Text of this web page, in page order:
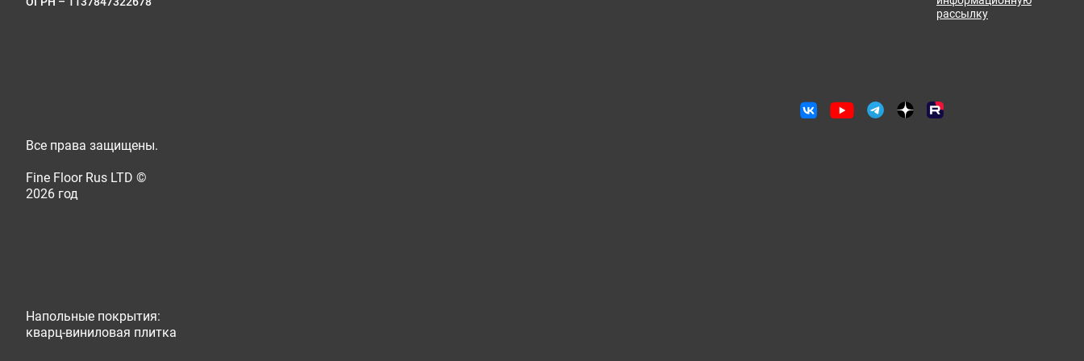
рассылку
Напольные покрытия:
кварц-виниловая плитка
Все права защищены.
Fine Floor Rus LTD ©
2026 год